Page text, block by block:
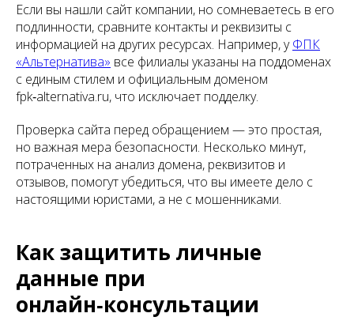
Если вы нашли сайт компании, но сомневаетесь в его
подлинности, сравните контакты и реквизиты с
информацией на других ресурсах. Например, уФПК
«Альтернатива» все филиалы указаны на поддоменах
с единым стилем и официальным доменом
fpk‑alternativa.ru, что исключает подделку.
Проверка сайта перед обращением — это простая,
но важная мера безопасности. Несколько минут,
потраченных на анализ домена, реквизитов и
отзывов, помогут убедиться, что вы имеете дело с
настоящими юристами, а не с мошенниками.
Как защитить личные
данные при
онлайн‑консультации